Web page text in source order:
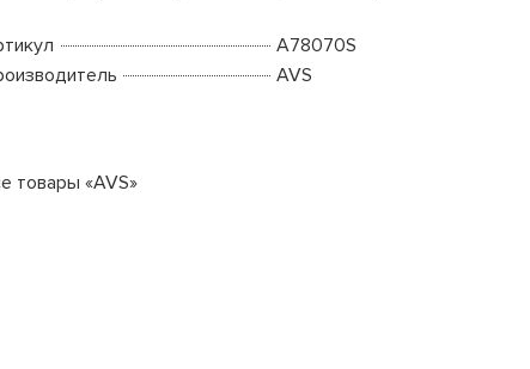
A78070S
AVS
товары «AVS»